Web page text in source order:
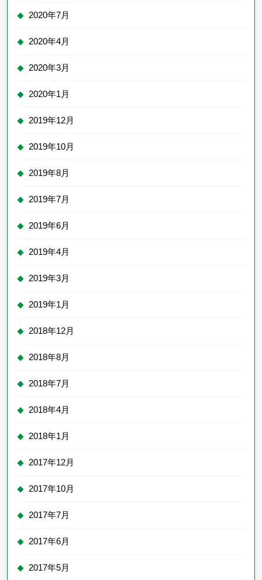
2020年7月
2020年4月
2020年3月
2020年1月
2019年12月
2019年10月
2019年8月
2019年7月
2019年6月
2019年4月
2019年3月
2019年1月
2018年12月
2018年8月
2018年7月
2018年4月
2018年1月
2017年12月
2017年10月
2017年7月
2017年6月
2017年5月